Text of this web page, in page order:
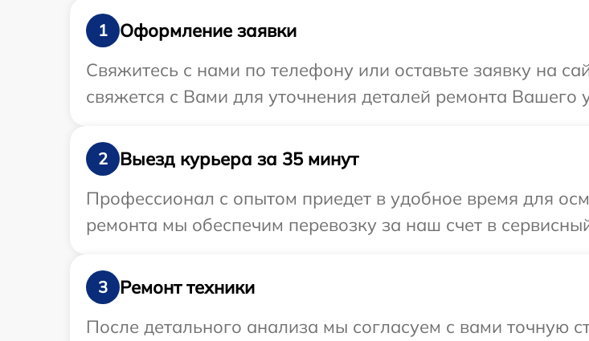
1
Оформление заявки
Свяжитесь с нами по телефону или оставьте заявку на
свяжется с Вами для уточнения деталей ремонта Вашего
2
Выезд курьера за 35 минут
Профессионал с опытом приедет в удобное время для
ремонта мы обеспечим перевозку за наш счет в
3
Ремонт техники
После детального анализа мы согласуем с вами точную